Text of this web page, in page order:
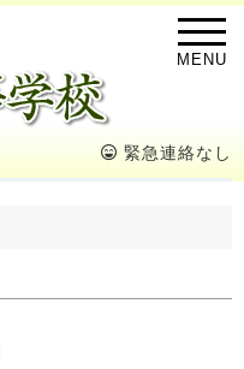
MENU
緊急連絡なし